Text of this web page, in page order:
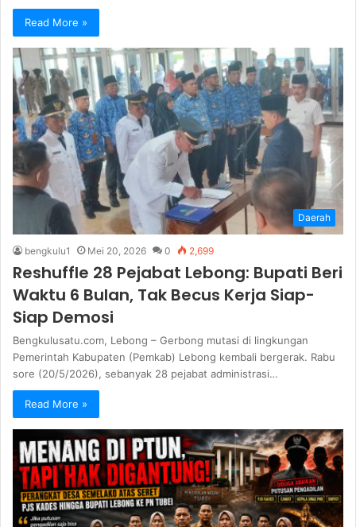
Read More »
Daerah
bengkulu1 Mei 20, 2026 0 2,699
Reshuffle 28 Pejabat Lebong: Bupati Beri
Waktu 6 Bulan, Tak Becus Kerja Siap-
Siap Demosi
Bengkulusatu.com, Lebong – Gerbong mutasi di lingkungan
Pemerintah Kabupaten (Pemkab) Lebong kembali bergerak. Rabu
sore (20/5/2026), sebanyak 28 pejabat administrasi…
Read More »